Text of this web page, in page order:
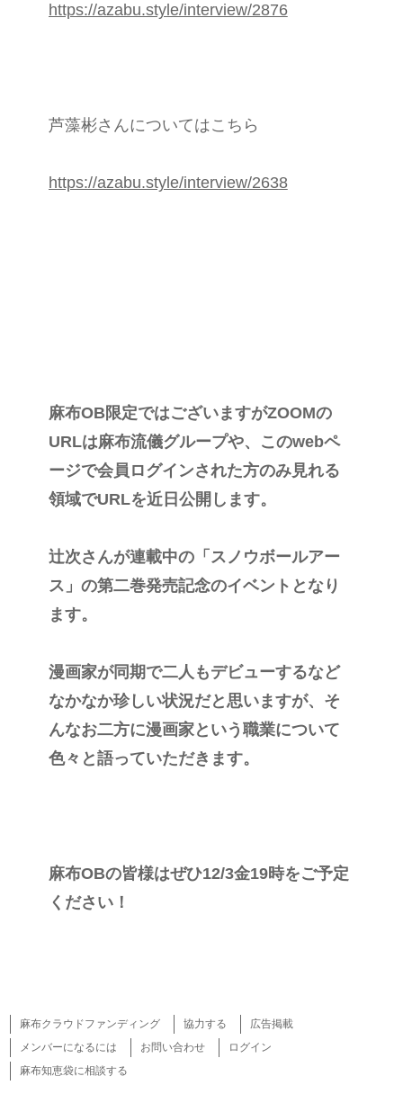
https://azabu.style/interview/2876
芦藻彬さんについてはこちら
https://azabu.style/interview/2638
麻布OB限定ではございますがZOOMの
URLは麻布流儀グループや、このwebペ
ージで会員ログインされた方のみ見れる
領域でURLを近日公開します。
辻次さんが連載中の「スノウボールアー
ス」の第二巻発売記念のイベントとなり
ます。
漫画家が同期で二人もデビューするなど
なかなか珍しい状況だと思いますが、そ
んなお二方に漫画家という職業について
色々と語っていただきます。
麻布OBの皆様はぜひ12/3金19時をご予定
ください！
麻布クラウドファンディング 協力する
広告掲載
メンバーになるには
お問い合わせ
ログイン
麻布知恵袋に相談する